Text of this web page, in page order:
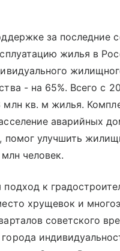
за последние
жилья в
- на 65%. Всего с
кв. м жилья.
аварийных
помог улучшить
человек.
подход к
хрущевок и
советского